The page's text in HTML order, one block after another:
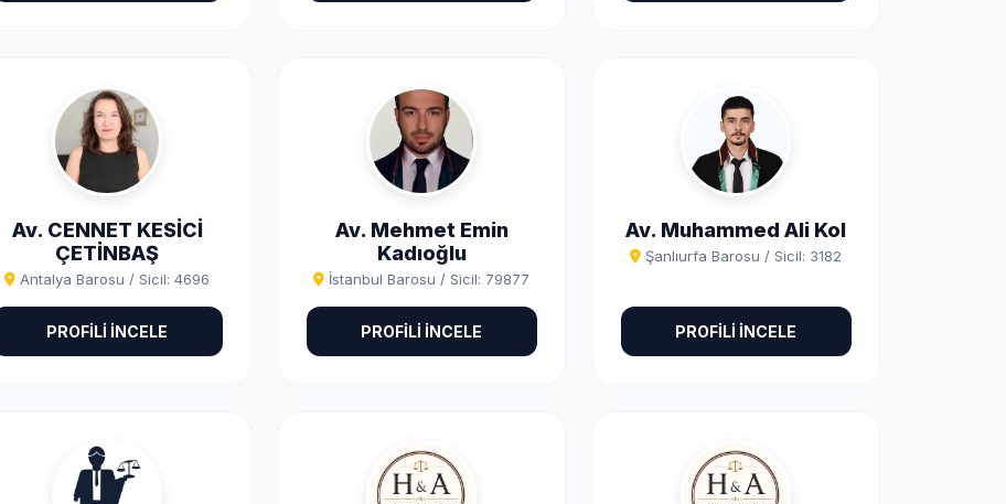
Av. CENNET KESİCİ
ÇETİNBAŞ
Antalya Barosu / Sicil: 4696
PROFİLİ İNCELE
Av. Mehmet Emin
Kadıoğlu
İstanbul Barosu / Sicil: 79877
PROFİLİ İNCELE
Av. Muhammed Ali Kol
Şanlıurfa Barosu / Sicil: 3182
PROFİLİ İNCELE